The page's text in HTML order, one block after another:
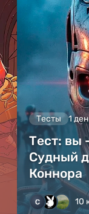
Тесты 1
Тест: вы
Судный
Коннора
10